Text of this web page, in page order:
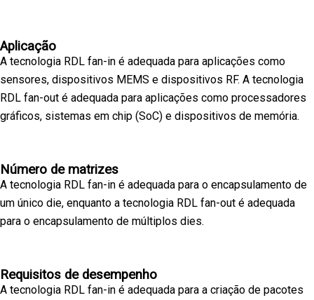
Aplicação
A tecnologia RDL fan-in é adequada para aplicações como
sensores, dispositivos MEMS e dispositivos RF. A tecnologia
RDL fan-out é adequada para aplicações como processadores
gráficos, sistemas em chip (SoC) e dispositivos de memória.
Número de matrizes
A tecnologia RDL fan-in é adequada para o encapsulamento de
um único die, enquanto a tecnologia RDL fan-out é adequada
para o encapsulamento de múltiplos dies.
Requisitos de desempenho
A tecnologia RDL fan-in é adequada para a criação de pacotes